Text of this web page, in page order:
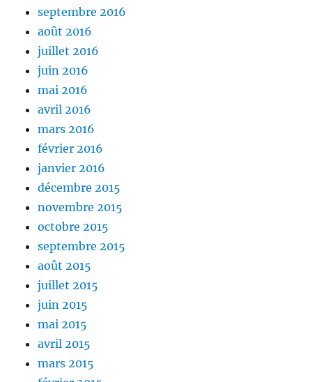
septembre 2016
août 2016
juillet 2016
juin 2016
mai 2016
avril 2016
mars 2016
février 2016
janvier 2016
décembre 2015
novembre 2015
octobre 2015
septembre 2015
août 2015
juillet 2015
juin 2015
mai 2015
avril 2015
mars 2015